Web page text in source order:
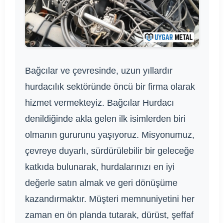
Bağcılar ve çevresinde, uzun yıllardır
hurdacılık sektöründe öncü bir firma olarak
hizmet vermekteyiz. Bağcılar Hurdacı
denildiğinde akla gelen ilk isimlerden biri
olmanın gururunu yaşıyoruz. Misyonumuz,
çevreye duyarlı, sürdürülebilir bir geleceğe
katkıda bulunarak, hurdalarınızı en iyi
değerle satın almak ve geri dönüşüme
kazandırmaktır. Müşteri memnuniyetini her
zaman en ön planda tutarak, dürüst, şeffaf